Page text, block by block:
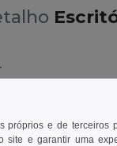
próprios e de terceiros
site e garantir uma